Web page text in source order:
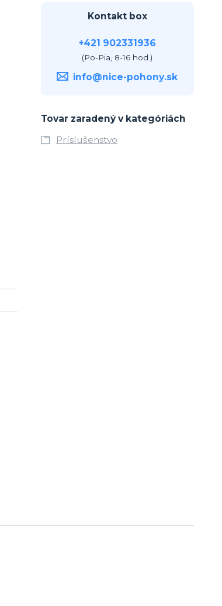
Kontakt box
+421 902331936
(Po-Pia, 8-16 hod.)
info@nice-pohony.sk
Tovar zaradený v kategóriách
Príslušenstvo